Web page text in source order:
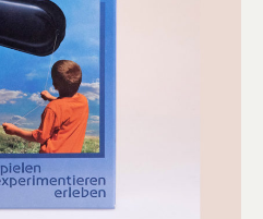
Spielzeug
Babyrasseln
zur Geburt